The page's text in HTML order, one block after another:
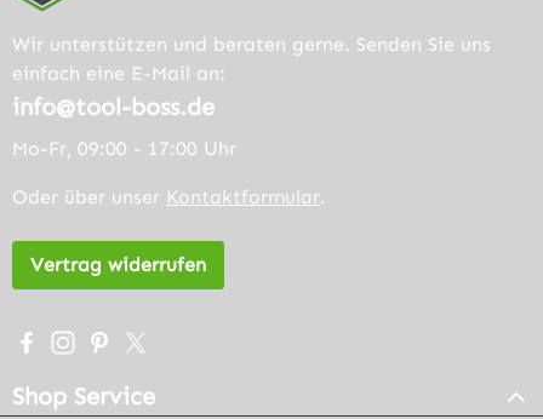
Wir unterstützen und beraten gerne. Senden Sie uns
einfach eine E-Mail an:
info@tool-boss.de
Mo-Fr, 09:00 - 17:00 Uhr
Oder über unser Kontaktformular.
Vertrag widerrufen
Besuche uns auf Facebook – öffnet in neuem Tab
Schau auf Instagram vorbei – öffnet in neuem Tab
Lass dich auf Pinterest inspirieren – öffnet in
Folge uns auf X – öffnet in neuem Tab
Shop Service